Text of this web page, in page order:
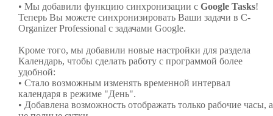
• Мы добавили функцию синхронизации с Google Tasks!
Теперь Вы можете синхронизировать Ваши задачи в C-
Organizer Professional с задачами Google.
Кроме того, мы добавили новые настройки для раздела
Календарь, чтобы сделать работу с программой более
удобной:
• Стало возможным изменять временной интервал
календаря в режиме "День".
• Добавлена возможность отображать только рабочие часы, а